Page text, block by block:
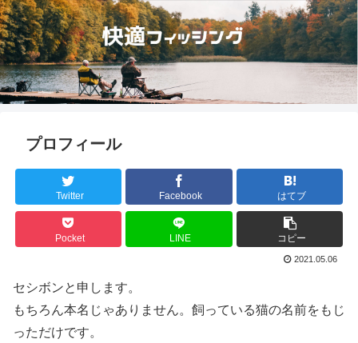
プロフィール
Twitter Facebook はてブ
Pocket LINE コピー
2021.05.06
セシボンと申します。
もちろん本名じゃありません。飼っている猫の名前をもじ
っただけです。